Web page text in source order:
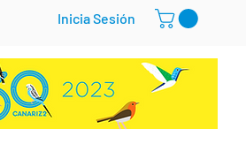
Inicia Sesión